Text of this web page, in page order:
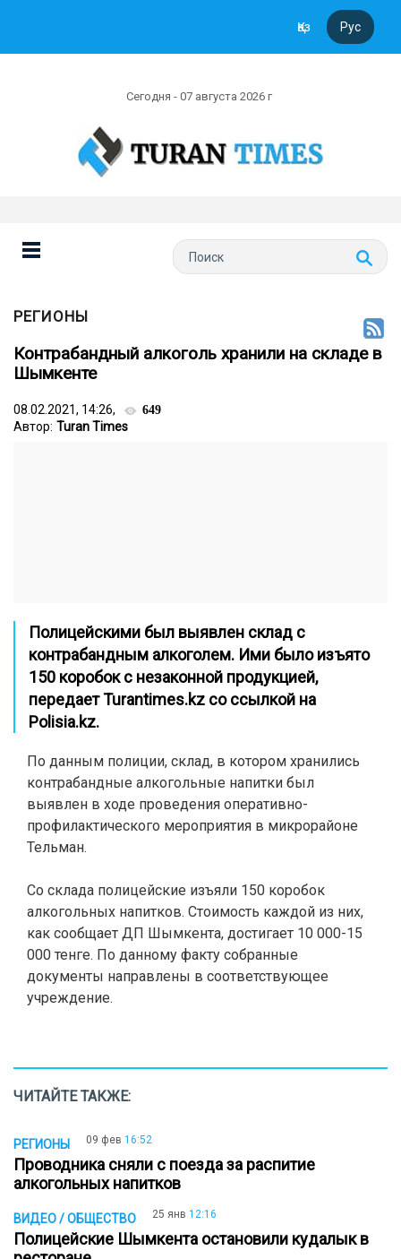
Қаз Рус
Сегодня - 07 августа 2026 г
РЕГИОНЫ
Контрабандный алкоголь хранили на складе в
Шымкенте
08.02.2021, 14:26, 649
Автор: Turan Times
Полицейскими был выявлен склад с
контрабандным алкоголем. Ими было изъято
150 коробок с незаконной продукцией,
передаетTurantimes.kz со ссылкой на
Polisia.kz.
По данным полиции, склад, в котором хранились
контрабандные алкогольные напитки был
выявлен в ходе проведения оперативно-
профилактического мероприятия в микрорайоне
Тельман.
Со склада полицейские изъяли 150 коробок
алкогольных напитков. Стоимость каждой из них,
как сообщает ДП Шымкента, достигает 10 000-15
000 тенге. По данному факту собранные
документы направлены в соответствующее
учреждение.
ЧИТАЙТЕ ТАКЖЕ:
РЕГИОНЫ 09 фев 16:52
Проводника сняли с поезда за распитие
алкогольных напитков
ВИДЕО / ОБЩЕСТВО 25 янв 12:16
Полицейские Шымкента остановили кудалык в